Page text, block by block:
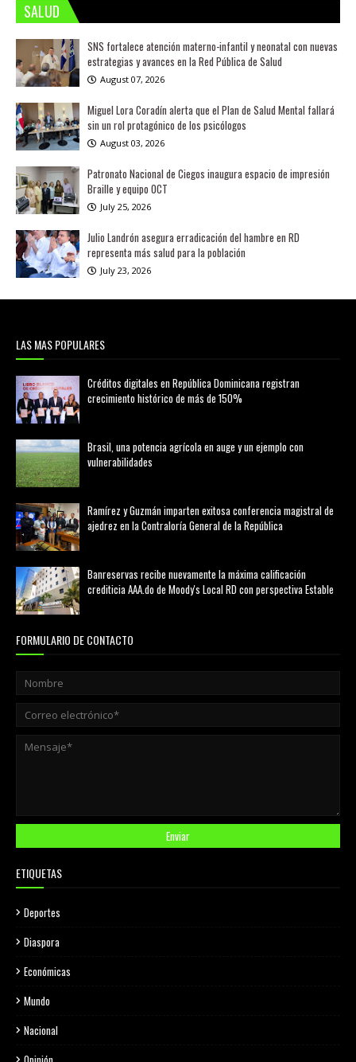
SALUD
SNS fortalece atención materno-infantil y neonatal con nuevas
estrategias y avances en la Red Pública de Salud
August 07, 2026
Miguel Lora Coradín alerta que el Plan de Salud Mental fallará
sin un rol protagónico de los psicólogos
August 03, 2026
Patronato Nacional de Ciegos inaugura espacio de impresión
Braille y equipo OCT
July 25, 2026
Julio Landrón asegura erradicación del hambre en RD
representa más salud para la población
July 23, 2026
LAS MAS POPULARES
Créditos digitales en República Dominicana registran
crecimiento histórico de más de 150%
Brasil, una potencia agrícola en auge y un ejemplo con
vulnerabilidades
Ramírez y Guzmán imparten exitosa conferencia magistral de
ajedrez en la Contraloría General de la República
Banreservas recibe nuevamente la máxima calificación
crediticia AAA.do de Moody's Local RD con perspectiva Estable
FORMULARIO DE CONTACTO
ETIQUETAS
Deportes
Diaspora
Económicas
Mundo
Nacional